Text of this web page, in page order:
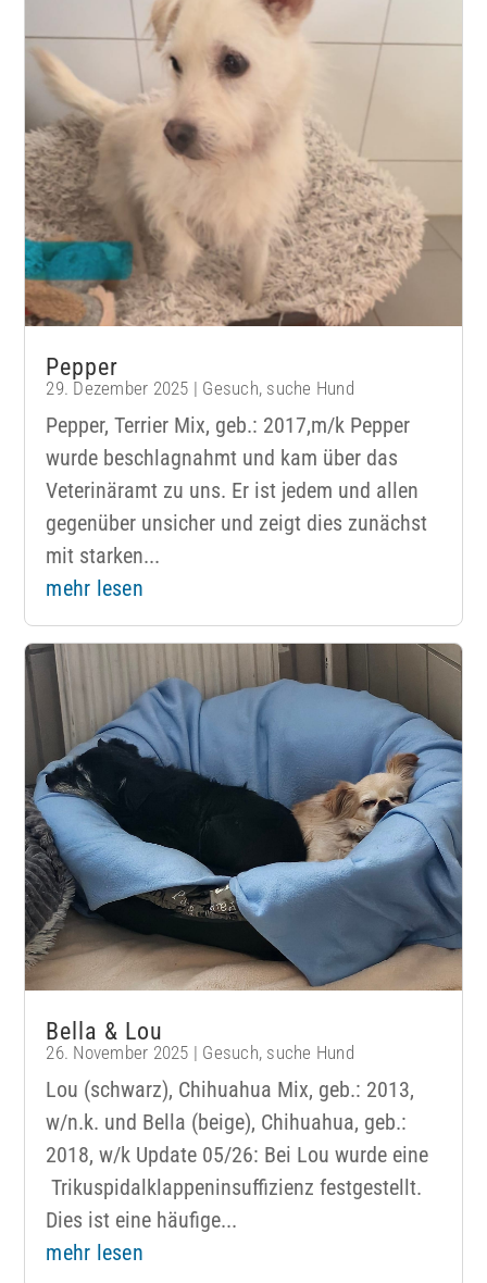
Pepper
29. Dezember 2025 | Gesuch, suche Hund
Pepper, Terrier Mix, geb.: 2017,m/k Pepper
wurde beschlagnahmt und kam über das
Veterinäramt zu uns. Er ist jedem und allen
gegenüber unsicher und zeigt dies zunächst
mit starken...
mehr lesen
Bella & Lou
26. November 2025 | Gesuch, suche Hund
Lou (schwarz), Chihuahua Mix, geb.: 2013,
w/n.k. und Bella (beige), Chihuahua, geb.:
2018, w/k Update 05/26: Bei Lou wurde eine
Trikuspidalklappeninsuffizienz festgestellt.
Dies ist eine häufige...
mehr lesen